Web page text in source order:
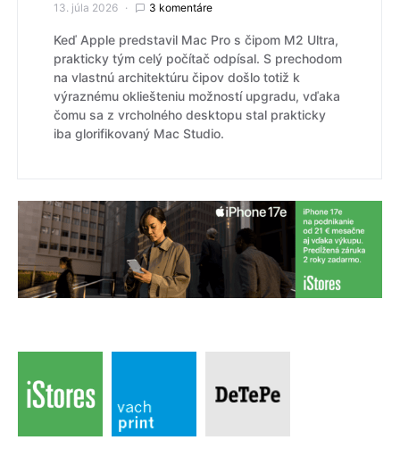
13. júla 2026 3 komentáre
Keď Apple predstavil Mac Pro s čipom M2 Ultra,
prakticky tým celý počítač odpísal. S prechodom
na vlastnú architektúru čipov došlo totiž k
výraznému okliešteniu možností upgradu, vďaka
čomu sa z vrcholného desktopu stal prakticky
iba glorifikovaný Mac Studio.